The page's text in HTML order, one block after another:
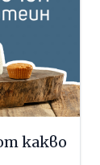
какво